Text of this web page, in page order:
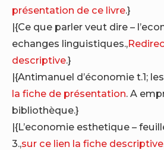
présentation de ce livre.}
|{Ce que parler veut dire –
echanges linguistiques.,
descriptive.}
|{Antimanuel d’économie t.1;
la fiche de présentation. A
bibliothèque.}
|{L’economie esthetique –
3.,sur ce lien la fiche descriptive